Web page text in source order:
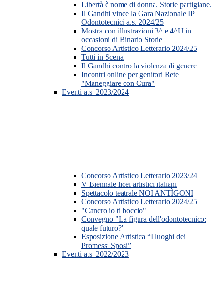
Libertà è nome di donna. Storie partigiane.
Il Gandhi vince la Gara Nazionale IP
Odontotecnici a.s. 2024/25
Mostra con illustrazioni 3^ e 4^U in
occasioni di Binario Storie
Concorso Artistico Letterario 2024/25
Tutti in Scena
Il Gandhi contro la violenza di genere
Incontri online per genitori Rete
"Maneggiare con Cura"
Eventi a.s. 2023/2024
Concorso Artistico Letterario 2023/24
V Biennale licei artistici italiani
Spettacolo teatrale NOI ANTÌGONI
Concorso Artistico Letterario 2024/25
"Cancro io ti boccio"
Convegno "La figura dell'odontotecnico:
quale futuro?"
Esposizione Artistica “I luoghi dei
Promessi Sposi”
Eventi a.s. 2022/2023